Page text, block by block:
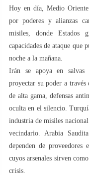
Hoy en día, Medio
por poderes y alianzas
misiles, donde Estados
capacidades de ataque que
noche a la mañana.
Irán se apoya en salvas
proyectar su poder a través
de alta gama, defensas
oculta en el silencio.
industria de misiles
vecindario. Arabia
dependen de proveedores
cuyos arsenales sirven
crisis.